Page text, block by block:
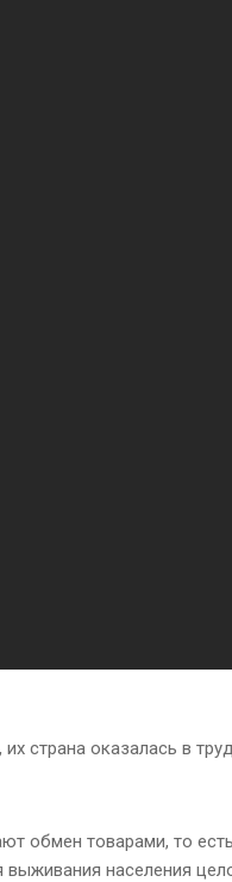
страна оказалась в
обмен товарами, то
населения